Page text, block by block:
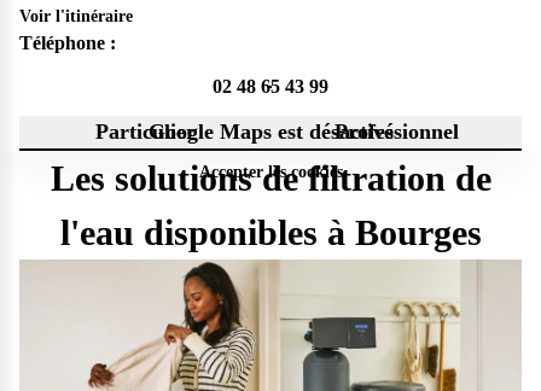
Voir l'itinéraire
Téléphone :
02 48 65 43 99
Google Maps est désactivé
Accepter les cookies
Particulier Professionnel
Les solutions de filtration de
l'eau disponibles à Bourges